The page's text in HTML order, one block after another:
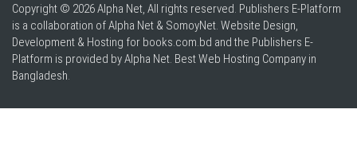
Copyright © 2026 Alpha Net, All rights reserved. Publishers E-Platform
is a collaboration of Alpha Net & SomoyNet. Website Design,
Development & Hosting for books.com.bd and the Publishers E-
Platform is provided by Alpha Net. BestWeb Hosting Company in
Bangladesh.